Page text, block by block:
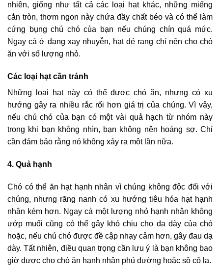
nhiên, giống như tất cả các loại hạt khác, những miếng
cắn tròn, thơm ngon này chứa đầy chất béo và có thể làm
cứng bụng chú chó của bạn nếu chúng chín quá mức.
Ngay cả ở dạng xay nhuyễn, hạt dẻ rang chỉ nên cho chó
ăn với số lượng nhỏ.
Các loại hạt cần tránh
Những loại hạt này có thể được chó ăn, nhưng có xu
hướng gây ra nhiều rắc rối hơn giá trị của chúng. Vì vậy,
nếu chú chó của bạn có một vài quả hạch từ nhóm này
trong khi bạn không nhìn, bạn không nên hoảng sợ. Chỉ
cần đảm bảo rằng nó không xảy ra một lần nữa.
4. Quả hạnh
Chó có thể ăn hạt hạnh nhân vì chúng không độc đối với
chúng, nhưng răng nanh có xu hướng tiêu hóa hạt hạnh
nhân kém hơn. Ngay cả một lượng nhỏ hạnh nhân không
ướp muối cũng có thể gây khó chịu cho dạ dày của chó
hoặc, nếu chú chó được đề cập nhạy cảm hơn, gây đau dạ
dày. Tất nhiên, điều quan trọng cần lưu ý là bạn không bao
giờ được cho chó ăn hạnh nhân phủ đường hoặc sô cô la.